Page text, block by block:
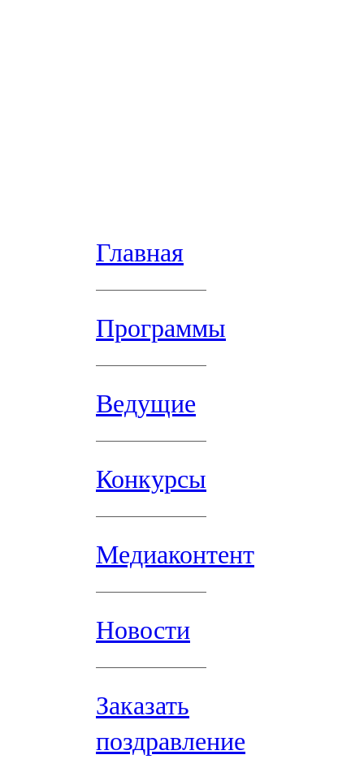
Главная
Программы
Ведущие
Конкурсы
Медиаконтент
Новости
Заказать
поздравление